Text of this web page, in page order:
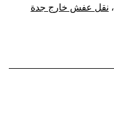
، نقل عفش خارج جدة